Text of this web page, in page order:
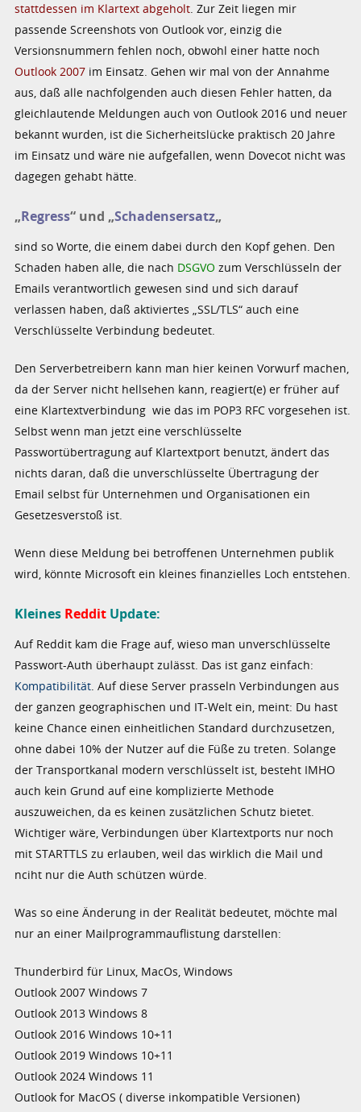
stattdessen im Klartext abgeholt. Zur Zeit liegen mir
passende Screenshots von Outlook vor, einzig die
Versionsnummern fehlen noch, obwohl einer hatte noch
Outlook 2007 im Einsatz. Gehen wir mal von der Annahme
aus, daß alle nachfolgenden auch diesen Fehler hatten, da
gleichlautende Meldungen auch von Outlook 2016 und neuer
bekannt wurden, ist die Sicherheitslücke praktisch 20 Jahre
im Einsatz und wäre nie aufgefallen, wenn Dovecot nicht was
dagegen gehabt hätte.
„Regress“ und „Schadensersatz„
sind so Worte, die einem dabei durch den Kopf gehen. Den
Schaden haben alle, die nach DSGVO zum Verschlüsseln der
Emails verantwortlich gewesen sind und sich darauf
verlassen haben, daß aktiviertes „SSL/TLS“ auch eine
Verschlüsselte Verbindung bedeutet.
Den Serverbetreibern kann man hier keinen Vorwurf machen,
da der Server nicht hellsehen kann, reagiert(e) er früher auf
eine Klartextverbindung wie das im POP3 RFC vorgesehen ist.
Selbst wenn man jetzt eine verschlüsselte
Passwortübertragung auf Klartextport benutzt, ändert das
nichts daran, daß die unverschlüsselte Übertragung der
Email selbst für Unternehmen und Organisationen ein
Gesetzesverstoß ist.
Wenn diese Meldung bei betroffenen Unternehmen publik
wird, könnte Microsoft ein kleines finanzielles Loch entstehen.
Kleines Reddit Update:
Auf Reddit kam die Frage auf, wieso man unverschlüsselte
Passwort-Auth überhaupt zulässt. Das ist ganz einfach:
Kompatibilität . Auf diese Server prasseln Verbindungen aus
der ganzen geographischen und IT-Welt ein, meint: Du hast
keine Chance einen einheitlichen Standard durchzusetzen,
ohne dabei 10% der Nutzer auf die Füße zu treten. Solange
der Transportkanal modern verschlüsselt ist, besteht IMHO
auch kein Grund auf eine komplizierte Methode
auszuweichen, da es keinen zusätzlichen Schutz bietet.
Wichtiger wäre, Verbindungen über Klartextports nur noch
mit STARTTLS zu erlauben, weil das wirklich die Mail und
nciht nur die Auth schützen würde.
Was so eine Änderung in der Realität bedeutet, möchte mal
nur an einer Mailprogrammauflistung darstellen:
Thunderbird für Linux, MacOs, Windows
Outlook 2007 Windows 7
Outlook 2013 Windows 8
Outlook 2016 Windows 10+11
Outlook 2019 Windows 10+11
Outlook 2024 Windows 11
Outlook for MacOS ( diverse inkompatible Versionen)